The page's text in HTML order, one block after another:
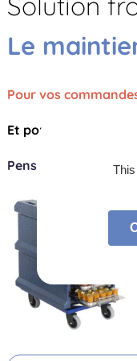
DÉTAILLÉE
Le
Pour vos
Et pour le stockage,
Pensez à réserver